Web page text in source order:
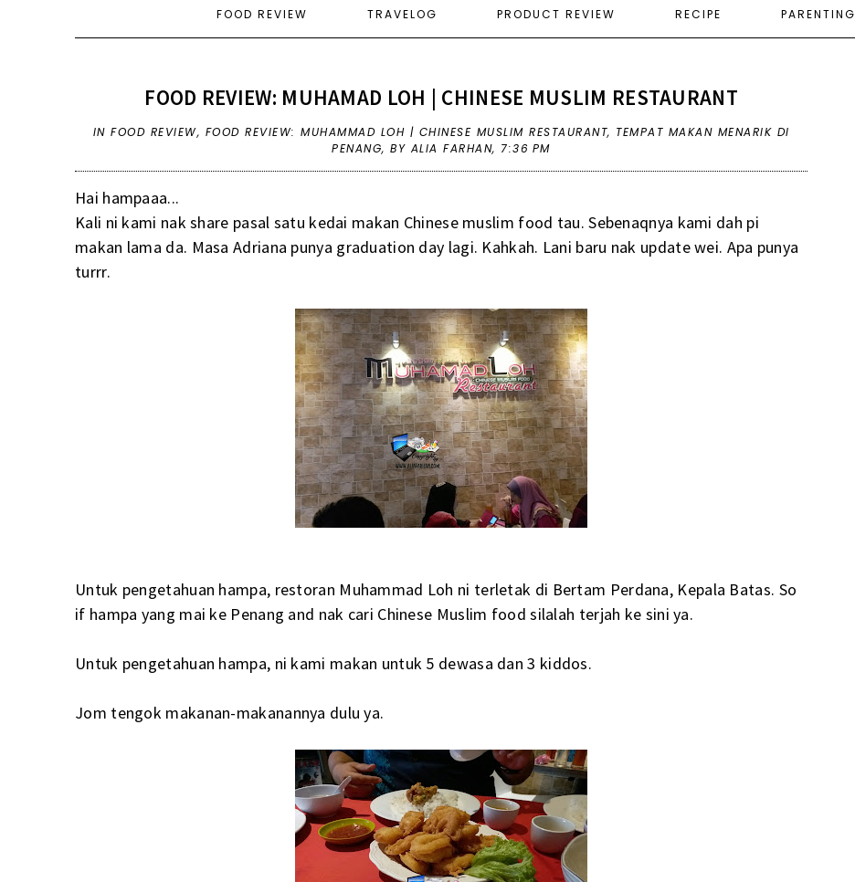
FOOD REVIEW TRAVELOG PRODUCT REVIEW RECIPE PARENTING
FOOD REVIEW: MUHAMAD LOH | CHINESE MUSLIM RESTAURANT
INFOOD REVIEW, FOOD REVIEW: MUHAMMAD LOH | CHINESE MUSLIM RESTAURANT, TEMPAT MAKAN MENARIK DI
PENANG,BY ALIA FARHAN, 7:36 PM
Hai hampaaa...
Kali ni kami nak share pasal satu kedai makan Chinese muslim food tau. Sebenaqnya kami dah pi
makan lama da. Masa Adriana punya graduation day lagi. Kahkah. Lani baru nak update wei. Apa punya
turrr.
Untuk pengetahuan hampa, restoran Muhammad Loh ni terletak di Bertam Perdana, Kepala Batas. So
if hampa yang mai ke Penang and nak cari Chinese Muslim food silalah terjah ke sini ya.
Untuk pengetahuan hampa, ni kami makan untuk 5 dewasa dan 3 kiddos.
Jom tengok makanan-makanannya dulu ya.